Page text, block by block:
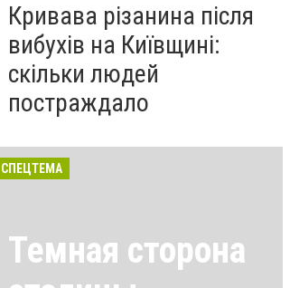
Кривава різанина після
вибухів на Київщині:
скільки людей
постраждало
СПЕЦТЕМА
Темная сторона